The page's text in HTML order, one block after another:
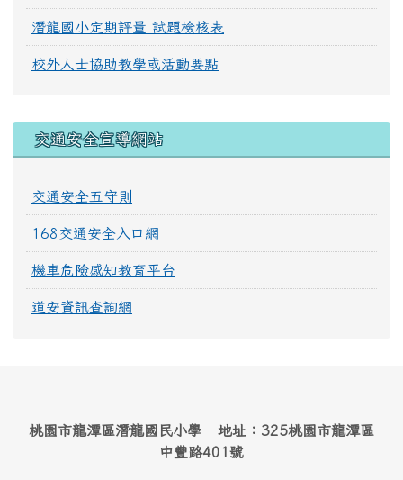
潛龍國小定期評量 試題檢核表
校外人士協助教學或活動要點
交通安全宣導網站
交通安全五守則
168交通安全入口網
機車危險感知教育平台
道安資訊查詢網
桃園市龍潭區潛龍國民小學 地址：325桃園市龍潭區
中豐路401號